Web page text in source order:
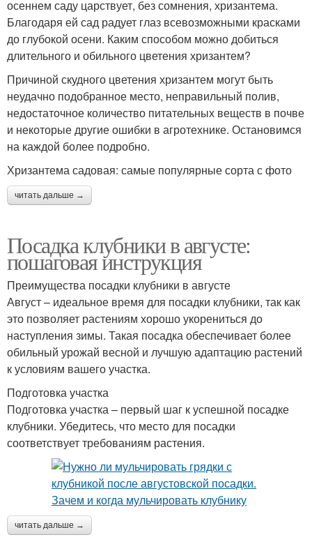
осеннем саду царствует, без сомнения, хризантема.
Благодаря ей сад радует глаз всевозможными красками
до глубокой осени. Каким способом можно добиться
длительного и обильного цветения хризантем?
Причиной скудного цветения хризантем могут быть
неудачно подобранное место, неправильный полив,
недостаточное количество питательных веществ в почве
и некоторые другие ошибки в агротехнике. Остановимся
на каждой более подробно.
Хризантема садовая: самые популярные сорта с фото
читать дальше →
Посадка клубники в августе:
пошаговая инструкция
Преимущества посадки клубники в августе
Август – идеальное время для посадки клубники, так как
это позволяет растениям хорошо укорениться до
наступления зимы. Такая посадка обеспечивает более
обильный урожай весной и лучшую адаптацию растений
к условиям вашего участка.
Подготовка участка
Подготовка участка – первый шаг к успешной посадке
клубники. Убедитесь, что место для посадки
соответствует требованиям растения.
читать дальше →